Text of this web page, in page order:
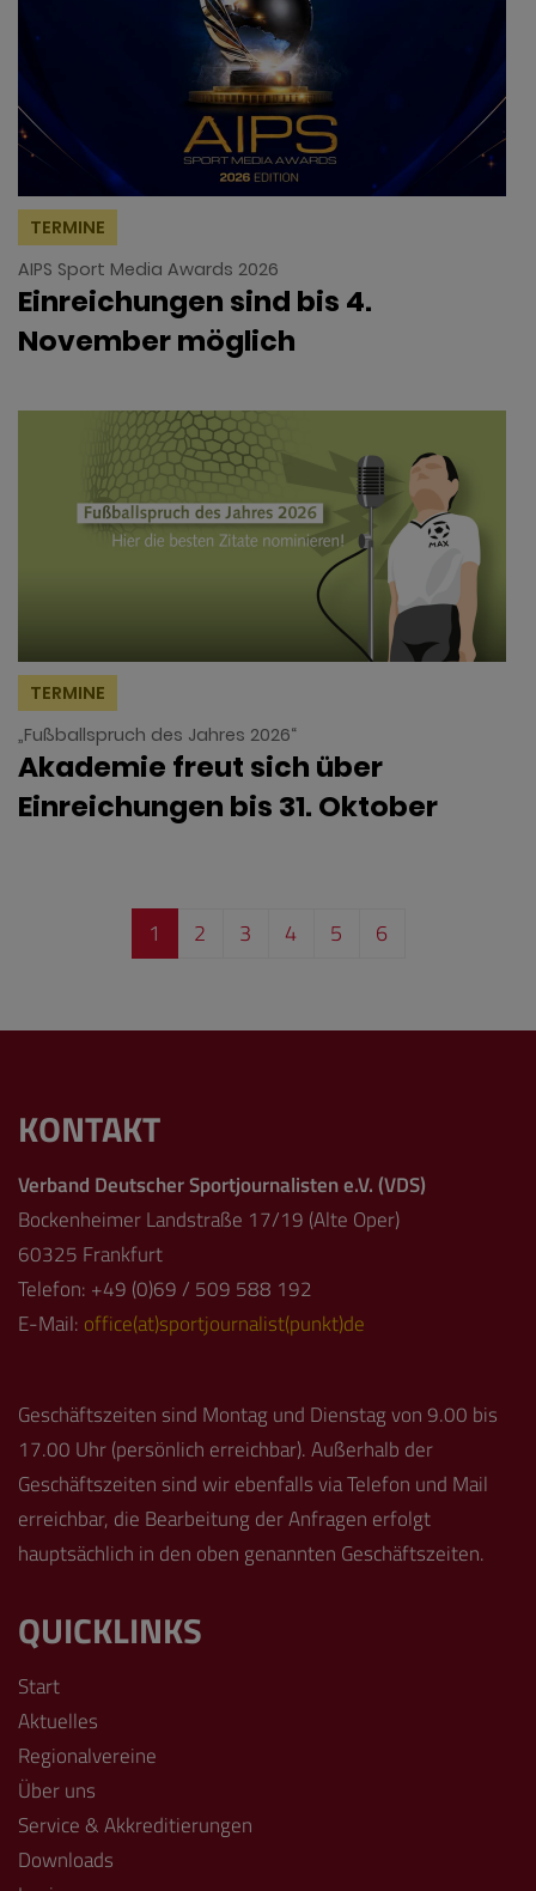
TERMINE
AIPS Sport Media Awards 2026
Einreichungen sind bis 4.
November möglich
TERMINE
„Fußballspruch des Jahres 2026“
Akademie freut sich über
Einreichungen bis 31. Oktober
1 2 3 4 5 6
KONTAKT
Verband Deutscher Sportjournalisten e.V. (VDS)
Bockenheimer Landstraße 17/19 (Alte Oper)
60325 Frankfurt
Telefon: +49 (0)69 / 509 588 192
E-Mail: office(at)sportjournalist(punkt)de
Geschäftszeiten sind Montag und Dienstag von 9.00 bis
17.00 Uhr (persönlich erreichbar). Außerhalb der
Geschäftszeiten sind wir ebenfalls via Telefon und Mail
erreichbar, die Bearbeitung der Anfragen erfolgt
hauptsächlich in den oben genannten Geschäftszeiten.
QUICKLINKS
Start
Aktuelles
Regionalvereine
Über uns
Service & Akkreditierungen
Downloads